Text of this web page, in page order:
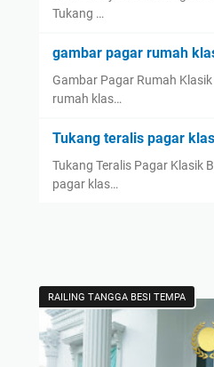
Tukang …
gambar pagar rumah
Gambar Pagar Rumah
rumah klas…
Tukang teralis pagar
Tukang Teralis Pagar Klasik
pagar klas…
RAILING TANGGA BESI TEMPA